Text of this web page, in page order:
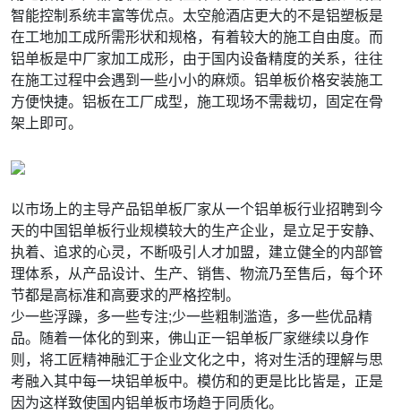
智能控制系统丰富等优点。太空舱酒店更大的不是铝塑板是
在工地加工成所需形状和规格，有着较大的施工自由度。而
铝单板是中厂家加工成形，由于国内设备精度的关系，往往
在施工过程中会遇到一些小小的麻烦。铝单板价格安装施工
方便快捷。铝板在工厂成型，施工现场不需裁切，固定在骨
架上即可。
以市场上的主导产品铝单板厂家从一个铝单板行业招聘到今
天的中国铝单板行业规模较大的生产企业，是立足于安静、
执着、追求的心灵，不断吸引人才加盟，建立健全的内部管
理体系，从产品设计、生产、销售、物流乃至售后，每个环
节都是高标准和高要求的严格控制。
少一些浮躁，多一些专注;少一些粗制滥造，多一些优品精
品。随着一体化的到来，佛山正一铝单板厂家继续以身作
则，将工匠精神融汇于企业文化之中，将对生活的理解与思
考融入其中每一块铝单板中。模仿和的更是比比皆是，正是
因为这样致使国内铝单板市场趋于同质化。